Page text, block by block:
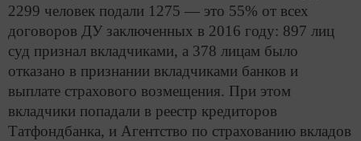
2299 человек подали 1275 — это 55% от всех
договоров ДУ заключенных в 2016 году: 897 лиц
суд признал вкладчиками, а 378 лицам было
отказано в признании вкладчиками банков и
выплате страхового возмещения. При этом
вкладчики попадали в реестр кредиторов
Татфондбанка, и Агентство по страхованию вкладов